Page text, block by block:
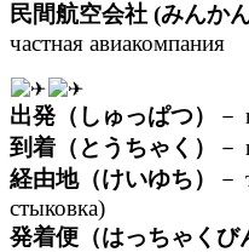
民間航空会社 (みんか
частная авиакомпания
出発（しゅっぱつ）
－
到着（とうちゃく）
－
経由地（けいゆち）
－
стыковка)
発着便（はっちゃくび